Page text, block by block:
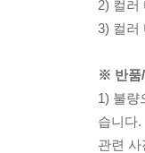
2) 컬러
3) 컬러
※ 반품/
1) 불량
습니다.
관련